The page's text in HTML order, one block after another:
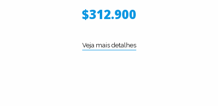
$312.900
Veja mais detalhes